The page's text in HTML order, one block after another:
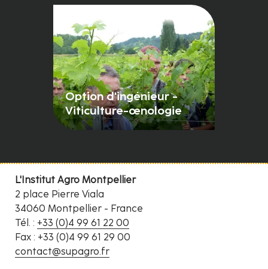
Option d'ingénieur -
Viticulture-œnologie
L'Institut Agro Montpellier
2 place Pierre Viala
34060 Montpellier - France
Tél. : +33 (0)4 99 61 22 00
Fax : +33 (0)4 99 61 29 00
contact@supagro.fr